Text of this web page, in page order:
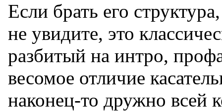
Если брать его
не увидите, это
разбитый на интро,
весомое отличие
наконец-то дружно всей